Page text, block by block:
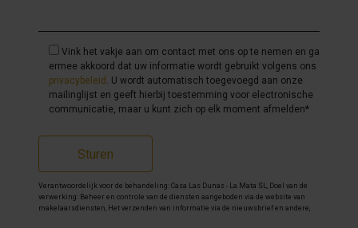
Volledige privacy en rust
Meer ruimte voor gezinnen of groepen
Eigen keuken en soms zelfs een privézwembad
Ideaal voor korte vakanties én overwinteren
Steeds meer Nederlanders en Belgen kiezen ervoor
om eenvakantiewoning in Spanje te huren aan zee
Vink het vakje aan om contact met ons op te nemen en ga
ermee akkoord dat uw informatie wordt gebruikt volgens ons
privacybeleid . U wordt automatisch toegevoegd aan onze
mailinglijst en geeft hierbij toestemming voor electronische
communicatie, maar u kunt zich op elk moment afmelden*
Sturen
Verantwoordelijk voor de behandeling: Casa Las Dunas - La Mata SL, Doel van de
verwerking: Beheer en controle van de diensten aangeboden via de website van
makelaarsdiensten, Het verzenden van informatie via de nieuwsbrief en andere,